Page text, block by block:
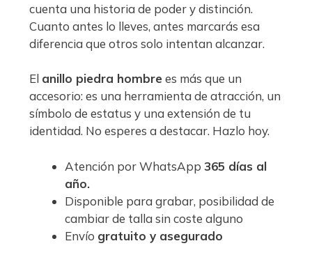
cuenta una historia de poder y distinción.
Cuanto antes lo lleves, antes marcarás esa
diferencia que otros solo intentan alcanzar.
El anillo piedra hombrees más que un
accesorio: es una herramienta de atracción, un
símbolo de estatus y una extensión de tu
identidad. No esperes a destacar. Hazlo hoy.
Atención por WhatsApp365 días al
año.
Disponible para grabar, posibilidad de
cambiar de talla sin coste alguno
Envío gratuito y asegurado